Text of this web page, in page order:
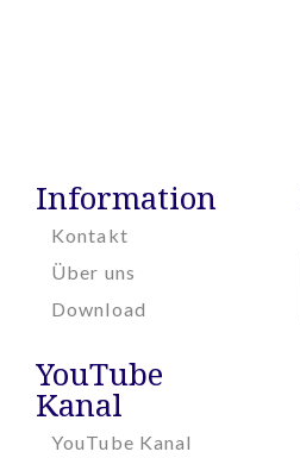
Information
Kontakt
Über uns
Download
YouTube
Kanal
YouTube Kanal